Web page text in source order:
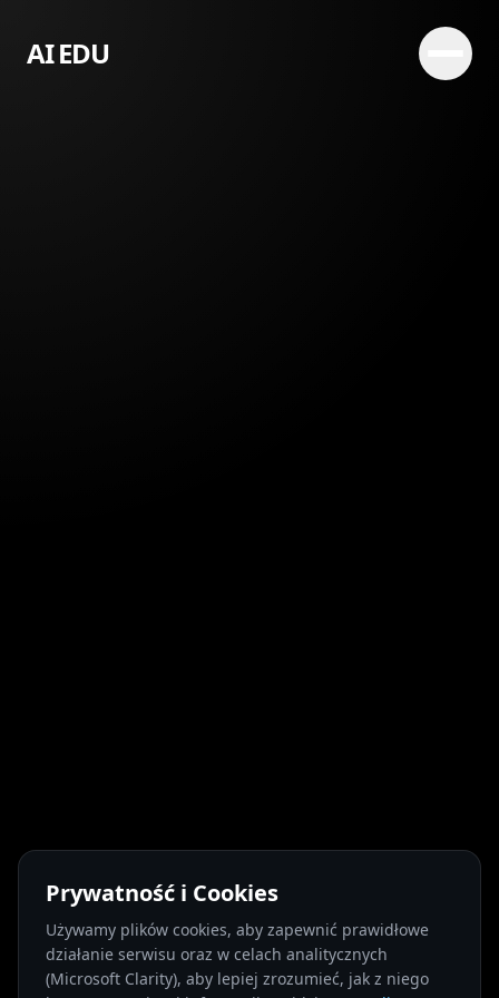
AI EDU
Prywatność i Cookies
Używamy plików cookies, aby zapewnić prawidłowe
działanie serwisu oraz w celach analitycznych
(Microsoft Clarity), aby lepiej zrozumieć, jak z niego